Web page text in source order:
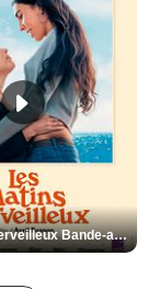
Les Matins merveilleux Bande-annonce VF